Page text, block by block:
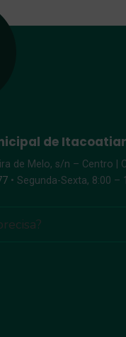
de
de Melo, s/n – Centro |
• Segunda-Sexta, 8:00 –